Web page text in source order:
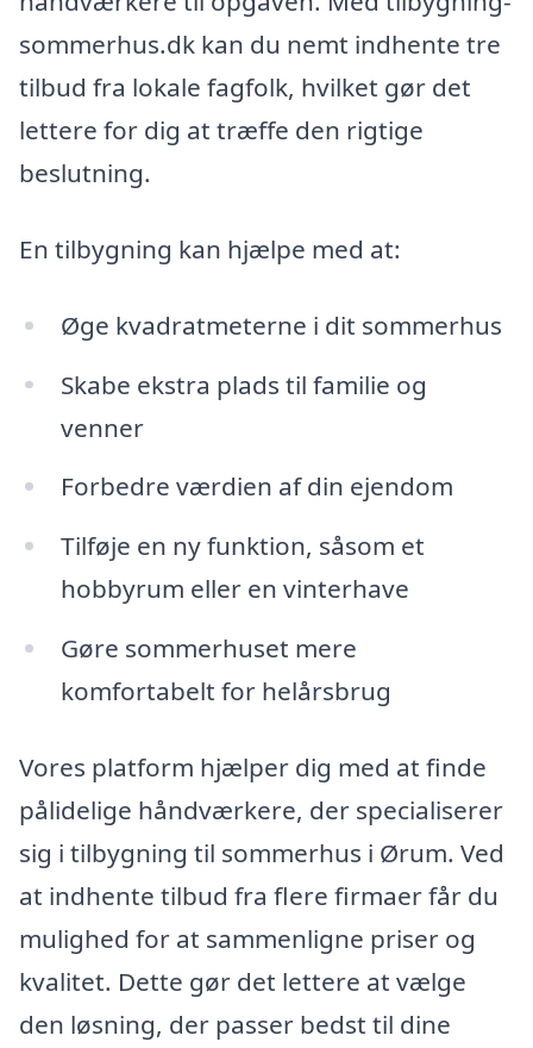
sommerhus.dk kan du nemt indhente tre
tilbud fra lokale fagfolk, hvilket gør det
lettere for dig at træffe den rigtige
beslutning.
En tilbygning kan hjælpe med at:
Øge kvadratmeterne i dit sommerhus
Skabe ekstra plads til familie og
venner
Forbedre værdien af din ejendom
Tilføje en ny funktion, såsom et
hobbyrum eller en vinterhave
Gøre sommerhuset mere
komfortabelt for helårsbrug
Vores platform hjælper dig med at finde
pålidelige håndværkere, der specialiserer
sig i tilbygning til sommerhus i Ørum. Ved
at indhente tilbud fra flere firmaer får du
mulighed for at sammenligne priser og
kvalitet. Dette gør det lettere at vælge
den løsning, der passer bedst til dine